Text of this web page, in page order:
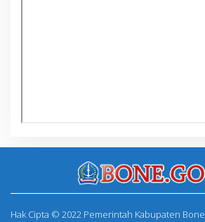
Hak Cipta © 2022 Pemerintah Kabupaten Bone